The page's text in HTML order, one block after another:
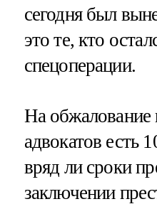
сегодня был
это те, кто
спецоперации.
На обжалование
адвокатов есть
вряд ли сроки
заключении